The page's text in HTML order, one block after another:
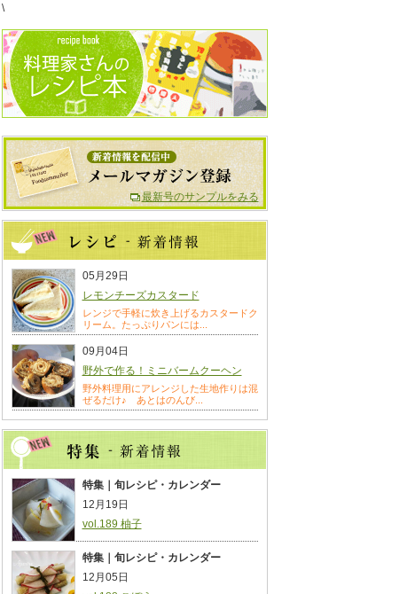
\
最新号のサンプルをみる
05月29日
レモンチーズカスタード
レンジで手軽に炊き上げるカスタードク
リーム。たっぷりパンには...
09月04日
野外で作る！ミニバームクーヘン
野外料理用にアレンジした生地作りは混
ぜるだけ♪ あとはのんび...
特集｜旬レシピ・カレンダー
12月19日
vol.189 柚子
特集｜旬レシピ・カレンダー
12月05日